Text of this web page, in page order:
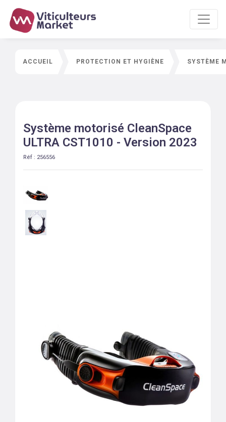
ACCUEIL PROTECTION ET HYGIÈNE SYSTÈME
Système motorisé CleanSpace
ULTRA CST1010 - Version 2023
Réf : 256556